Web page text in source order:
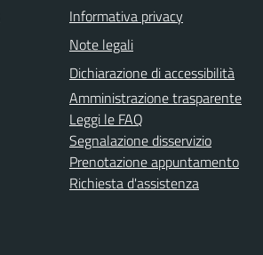
Informativa privacy
Note legali
Dichiarazione di accessibilità
Amministrazione trasparente
Leggi le FAQ
Segnalazione disservizio
Prenotazione appuntamento
Richiesta d'assistenza